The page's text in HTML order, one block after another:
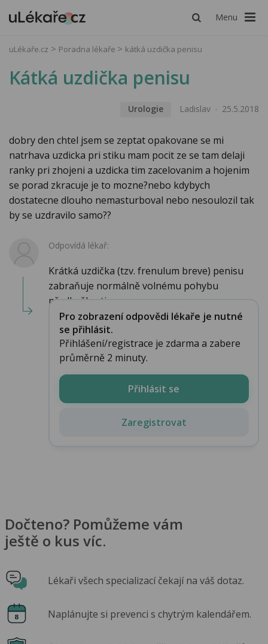
Menu
uLékaře.cz Poradna lékaře kátká uzdička penisu
Kátká uzdička penisu
Urologie Ladislav 25.5.2018
dobry den chtel jsem se zeptat opakovane se mi
natrhava uzdicka pri stiku mam pocit ze se tam delaji
ranky pri zhojeni a uzdicka tim zacelovanim a hojenim
se porad zkracuje je to mozne?nebo kdybych
dostatecne dlouho nemasturboval nebo nesoulozil tak
by se uzdravilo samo??
Odpovídá lékař:
Krátká uzdička (tzv. frenulum breve) penisu
zabraňuje normálně volnému pohybu
předkožky, tj...
Pro zobrazení odpovědi lékaře je nutné
se přihlásit.
Přihlášení/registrace je zdarma a zabere
průměrně 2 minuty.
Přihlásit se
Zaregistrovat
Dočteno? Pomůžeme vám
ještě o kus víc.
Lékaři všech specializací čekají na váš dotaz.
Naplánujte si prevenci s chytrým kalendářem.